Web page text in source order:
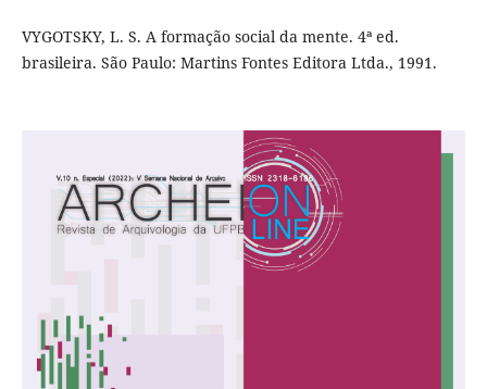
VYGOTSKY, L. S. A formação social da mente. 4ª ed.
brasileira. São Paulo: Martins Fontes Editora Ltda., 1991.